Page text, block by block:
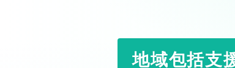
保土ケ谷区・西区・中区の在宅対応薬局・
地域包括支